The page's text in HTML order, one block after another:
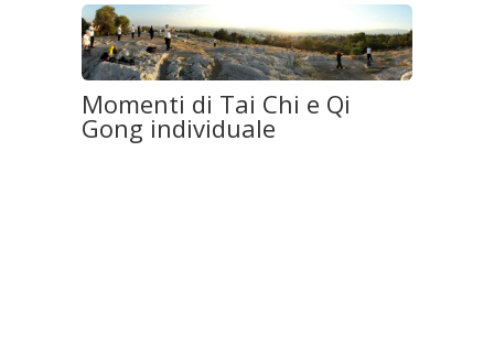
Momenti di Tai Chi e Qi
Gong individuale